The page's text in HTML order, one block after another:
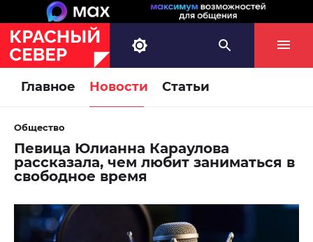
Главное Новости Статьи
Общество
Певица Юлианна Караулова
рассказала, чем любит заниматься в
свободное время